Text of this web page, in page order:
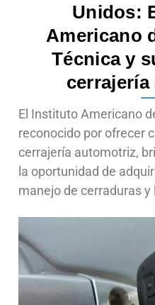
Unidos:
Americano
Técnica y
El Instituto Americano
reconocido por ofrecer
cerrajería automotriz,
la oportunidad de
manejo de cerraduras y